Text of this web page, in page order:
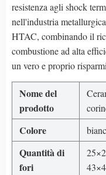
resistenza agli shock
nell'industria
HTAC, combinando il
combustione ad alta
un vero e proprio
Nome del
prodotto
Colore
Quantità di
fori